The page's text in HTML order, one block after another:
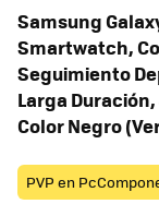
Samsung
Smartwatch,
Seguimiento
Larga
Color Negro
PVP en